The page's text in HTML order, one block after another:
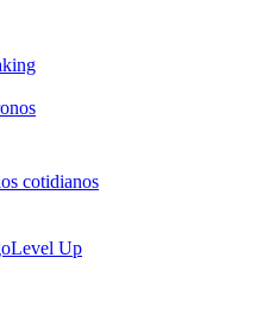
cotidianos
Level Up